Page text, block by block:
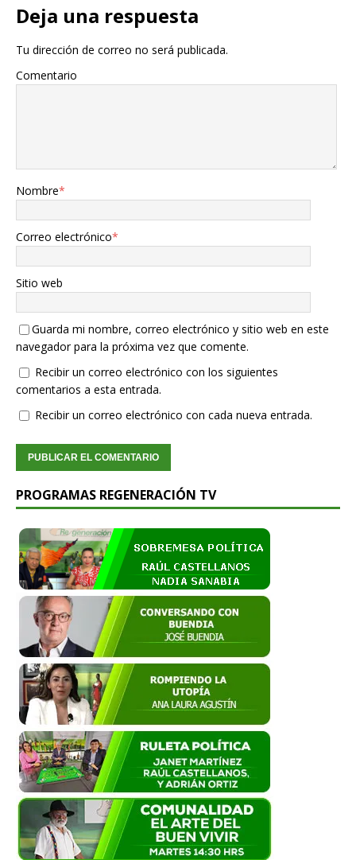
Deja una respuesta
Tu dirección de correo no será publicada.
Comentario
Nombre*
Correo electrónico*
Sitio web
Guarda mi nombre, correo electrónico y sitio web en este
navegador para la próxima vez que comente.
Recibir un correo electrónico con los siguientes
comentarios a esta entrada.
Recibir un correo electrónico con cada nueva entrada.
PROGRAMAS REGENERACIÓN TV